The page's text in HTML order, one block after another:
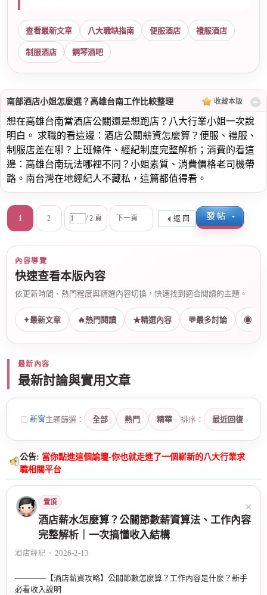
查看最新文章 八大職缺指南 便服酒店 禮服酒店
制服酒店 鋼琴酒吧
收藏本版
南部酒店小姐怎麼選？高雄台南工作比較整理
想在高雄台南當酒店公關還是想跑店？八大行業小姐一次說
明白。 求職的看這邊：酒店公關薪資怎麼算？便服、禮服、
制服店差在哪？上班條件、經紀制度完整解析；消費的看這
邊：高雄台南玩法哪裡不同？小姐素質、消費價格老司機帶
路。南台灣在地經紀人不藏私，這篇都值得看。
1 2 / 2 頁 下一頁 返 回
內容導覽
快速查看本版內容
依更新時間、熱門程度與精選內容切換，快速找到適合閱讀的主題。
✦最新文章 🔥熱門閱讀 ★精選內容 💬最多討論 ◉最
最新內容
最新討論與實用文章
新窗主题篩選： 全部 熱門 精華 排序： 最近回復
公告: 當你點進這個論壇-你也就走進了一個嶄新的八大行業求
職相關平台
置頂
酒店薪水怎麼算？公關節數薪資算法、工作內容
完整解析｜一次搞懂收入結構
酒店經紀 • 2026-2-13
————【酒店薪資攻略】公關節數怎麼算？工作內容是什麼？新手
必看收入說明